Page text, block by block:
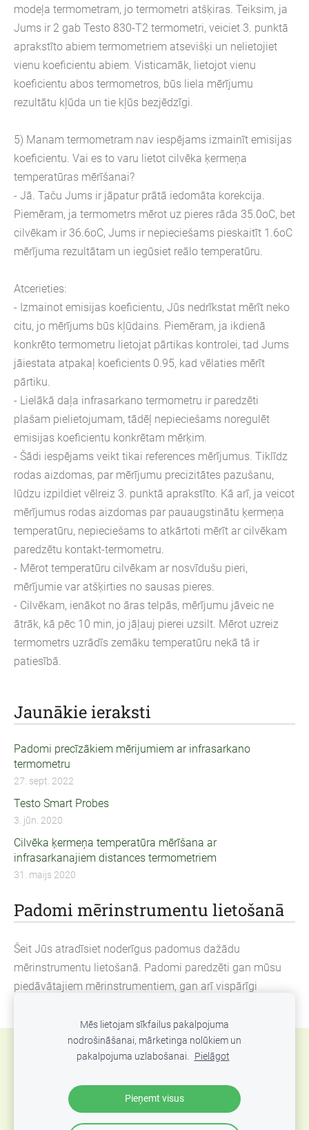
Jaunākie ieraksti
Padomi precīzākiem mērijumiem ar infrasarkano
termometru
27. sept. 2022
Testo Smart Probes
3. jūn. 2020
Cilvēka ķermeņa temperatūra mērīšana ar
infrasarkanajiem distances termometriem
31. maijs 2020
Padomi mērinstrumentu lietošanā
Šeit Jūs atradīsiet noderīgus padomus dažādu
mērinstrumentu lietošanā. Padomi paredzēti gan mūsu
piedāvātajiem mērinstrumentiem, gan arī vispārīgi
modeļa termometram, jo termometri atšķiras. Teiksim, ja
Jums ir 2 gab Testo 830-T2 termometri, veiciet 3. punktā
aprakstīto abiem termometriem atsevišķi un nelietojiet
vienu koeficientu abiem. Visticamāk, lietojot vienu
koeficientu abos termometros, būs liela mērījumu
rezultātu kļūda un tie kļūs bezjēdzīgi.
5) Manam termometram nav iespējams izmainīt emisijas
koeficientu. Vai es to varu lietot cilvēka ķermeņa
temperatūras mērīšanai?
- Jā. Taču Jums ir jāpatur prātā iedomāta korekcija.
Piemēram, ja termometrs mērot uz pieres rāda 35.0oC, bet
cilvēkam ir 36.6oC, Jums ir nepieciešams pieskaitīt 1.6oC
mērījuma rezultātam un iegūsiet reālo temperatūru.
Atcerieties:
- Izmainot emisijas koeficientu, Jūs nedrīkstat mērīt neko
citu, jo mērījums būs kļūdains. Piemēram, ja ikdienā
konkrēto termometru lietojat pārtikas kontrolei, tad Jums
jāiestata atpakaļ koeficients 0.95, kad vēlaties mērīt
pārtiku.
- Lielākā daļa infrasarkano termometru ir paredzēti
plašam pielietojumam, tādēļ nepieciešams noregulēt
emisijas koeficientu konkrētam mērķim.
- Šādi iespējams veikt tikai references mērījumus. Tiklīdz
rodas aizdomas, par mērījumu precizitātes pazušanu,
lūdzu izpildiet vēlreiz 3. punktā aprakstīto. Kā arī, ja veicot
mērījumus rodas aizdomas par pauaugstinātu ķermeņa
temperatūru, nepieciešams to atkārtoti mērīt ar cilvēkam
paredzētu kontakt-termometru.
- Mērot temperatūru cilvēkam ar nosvīdušu pieri,
mērījumie var atšķirties no sausas pieres.
- Cilvēkam, ienākot no āras telpās, mērījumu jāveic ne
ātrāk, kā pēc 10 min, jo jāļauj pierei uzsilt. Mērot uzreiz
termometrs uzrādīs zemāku temperatūru nekā tā ir
patiesībā.
Sīkdatnes
SIA Abero, Mūkusalas 33, Rīga, Latvija. Tel.: +371
67801078, epasts:info@abero.lv
Mēs lietojam sīkfailus pakalpojuma
nodrošināšanai, mārketinga nolūkiem un
pakalpojuma uzlabošanai. Pielāgot
Pieņemt visus